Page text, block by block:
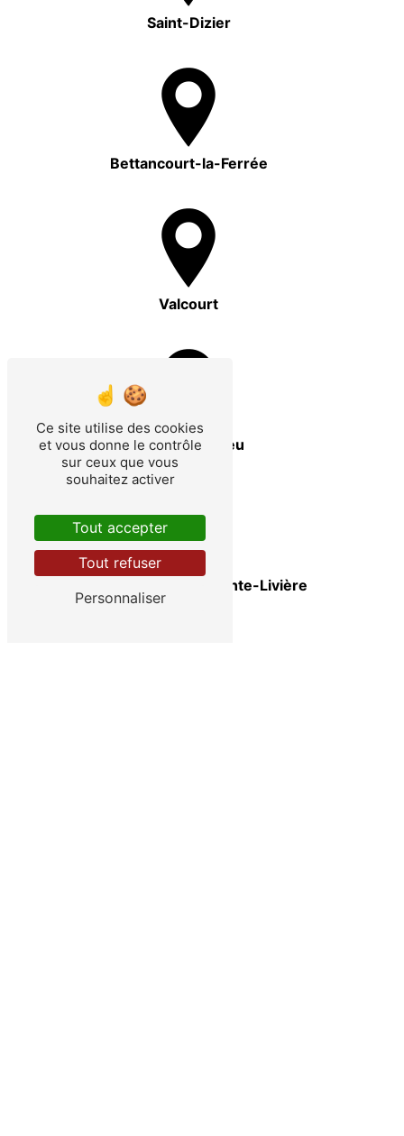
Saint-Dizier
Bettancourt-la-Ferrée
Valcourt
Villiers-en-Lieu
Eclaron-Braucourt-Sainte-Livière
Ce site utilise des cookies
et vous donne le contrôle
sur ceux que vous
souhaitez activer
Tout accepter
Tout refuser
Personnaliser